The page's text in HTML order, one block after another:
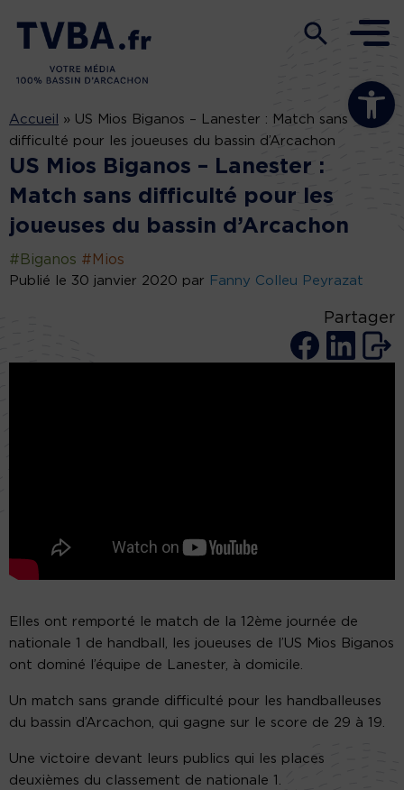
Ouvrir la
Accueil » US Mios Biganos – Lanester : Match sans
difficulté pour les joueuses du bassin d’Arcachon
US Mios Biganos – Lanester :
Match sans difficulté pour les
joueuses du bassin d’Arcachon
#Biganos #Mios
Publié le 30 janvier 2020 par Fanny Colleu Peyrazat
Partager
Elles ont remporté le match de la 12ème journée de
nationale 1 de handball, les joueuses de l’US Mios Biganos
ont dominé l’équipe de Lanester, à domicile.
Un match sans grande difficulté pour les handballeuses
du bassin d’Arcachon, qui gagne sur le score de 29 à 19.
Une victoire devant leurs publics qui les places
deuxièmes du classement de nationale 1.